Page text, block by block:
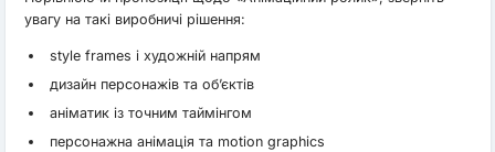
увагу на такі виробничі рішення:
style frames і художній напрям
дизайн персонажів та об’єктів
аніматик із точним таймінгом
персонажна анімація та motion graphics